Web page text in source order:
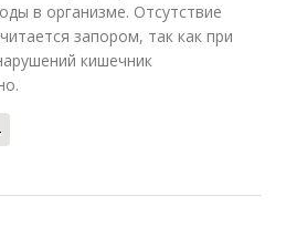
в организме. Отсутствие
запором, так как при
кишечник